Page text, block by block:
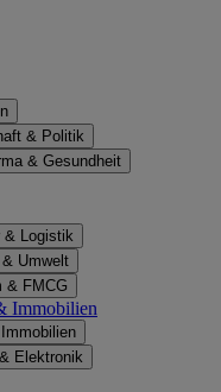
& Politik
& Gesundheit
& Logistik
& Umwelt
& FMCG
Immobilien
Elektronik